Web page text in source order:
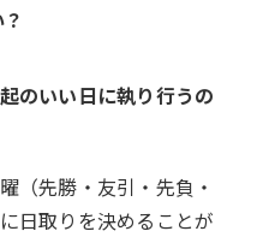
のいい日に執り行うの
（先勝・友引・先負・
日取りを決めることが